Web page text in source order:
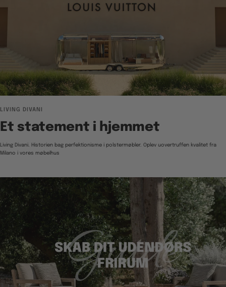
LIVING DIVANI
Et statement i hjemmet
Living Divani. Historien bag perfektionisme i polstermøbler. Oplev uovertruffen kvalitet fra
Milano i vores møbelhus